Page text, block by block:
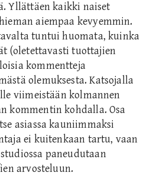
Yllättäen kaikki naiset
aiempaa kevyemmin.
tuntui huomata, kuinka
(oletettavasti tuottajien
kommentteja
olemuksesta. Katsojalla
viimeistään kolmannen
kommentin kohdalla. Osa
asiassa kauniimmaksi
ei kuitenkaan tartu, vaan
paneudutaan
arvosteluun.